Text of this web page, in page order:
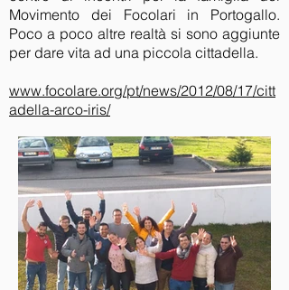
Movimento dei Focolari in Portogallo.
Poco a poco altre realtà si sono aggiunte
per dare vita ad una piccola cittadella.
www.focolare.org/pt/news/2012/08/17/citt
adella-arco-iris/